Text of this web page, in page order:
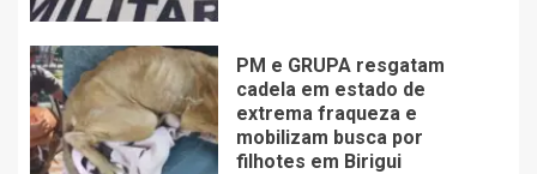
PM e GRUPA resgatam
cadela em estado de
extrema fraqueza e
mobilizam busca por
filhotes em Birigui